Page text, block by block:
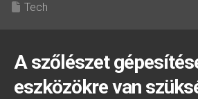
Tech
A szőlészet
eszközökre van